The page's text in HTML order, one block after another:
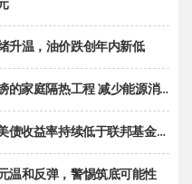
升温，油价跌创年内新低
家庭隔热工程 减少能源消耗
率持续低于联邦基金利率目标区间
温和反弹，警惕筑底可能性